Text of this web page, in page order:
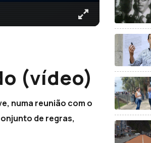
(vídeo)
numa reunião com o
de regras,